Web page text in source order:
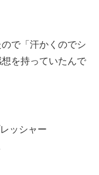
で「汗かくのでシ
を持っていたんで
ッシャー